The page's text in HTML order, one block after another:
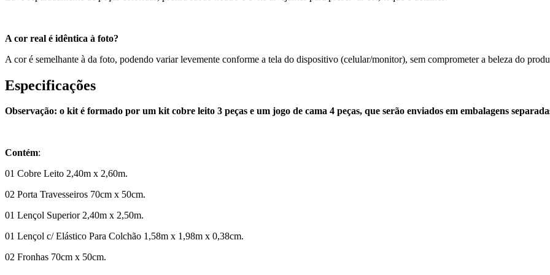
A cor real é idêntica à foto?
A cor é semelhante à da foto, podendo variar levemente conforme a tela do dispositivo (celular/monitor), sem comprometer a beleza do
Especificações
Observação: o kit é formado por um kit cobre leito 3 peças e um jogo de cama 4 peças, que serão enviados em embalagens
Contém:
01 Cobre Leito 2,40m x 2,60m.
02 Porta Travesseiros 70cm x 50cm.
01 Lençol Superior 2,40m x 2,50m.
01 Lençol c/ Elástico Para Colchão 1,58m x 1,98m x 0,38cm.
02 Fronhas 70cm x 50cm.